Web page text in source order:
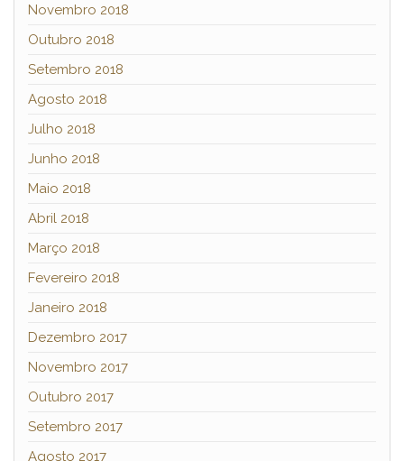
Novembro 2018
Outubro 2018
Setembro 2018
Agosto 2018
Julho 2018
Junho 2018
Maio 2018
Abril 2018
Março 2018
Fevereiro 2018
Janeiro 2018
Dezembro 2017
Novembro 2017
Outubro 2017
Setembro 2017
Agosto 2017